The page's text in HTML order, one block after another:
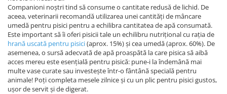
Companioni noștri tind să consume o cantitate redusă de lichid. De
aceea, veterinarii recomandă utilizarea unei cantități de mâncare
umedă pentru pisici pentru a echilibra cantitatea de apă consumată.
Este important să îi oferi pisicii tale un echilibru nutrițional cu rația de
hrană uscată pentru pisici(aprox. 15%) și cea umedă (aprox. 60%). De
asemenea, o sursă adecvată de apă proaspătă la care pisica să aibă
acces mereu este esențială pentru pisică: pune-i la îndemână mai
multe vase curate sau investește într-o fântână specială pentru
animale! Poți completa mesele zilnice și cu un plic pentru pisici gustos,
ușor de servit și de digerat.